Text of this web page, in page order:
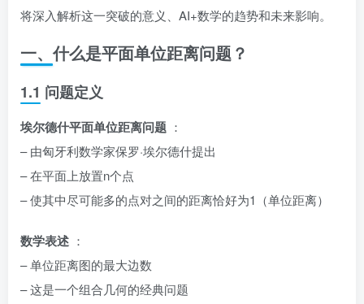
将深入解析这一突破的意义、AI+数学的趋势和未来影响。
一、什么是平面单位距离问题？
1.1 问题定义
埃尔德什平面单位距离问题 ：
– 由匈牙利数学家保罗·埃尔德什提出
– 在平面上放置n个点
– 使其中尽可能多的点对之间的距离恰好为1（单位距离）
数学表述 ：
– 单位距离图的最大边数
– 这是一个组合几何的经典问题